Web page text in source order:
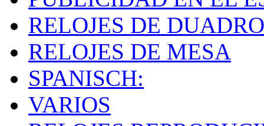
RELOJES DE
RELOJES DE MESA
SPANISCH:
VARIOS